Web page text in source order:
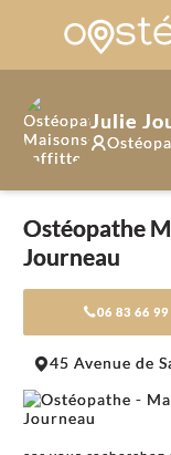
Julie
Ostéopathe
Journeau
06 83 66 99
45 Avenue de